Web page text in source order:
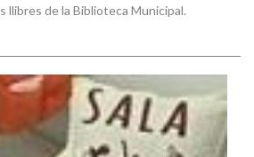
llibres de la Biblioteca Municipal.